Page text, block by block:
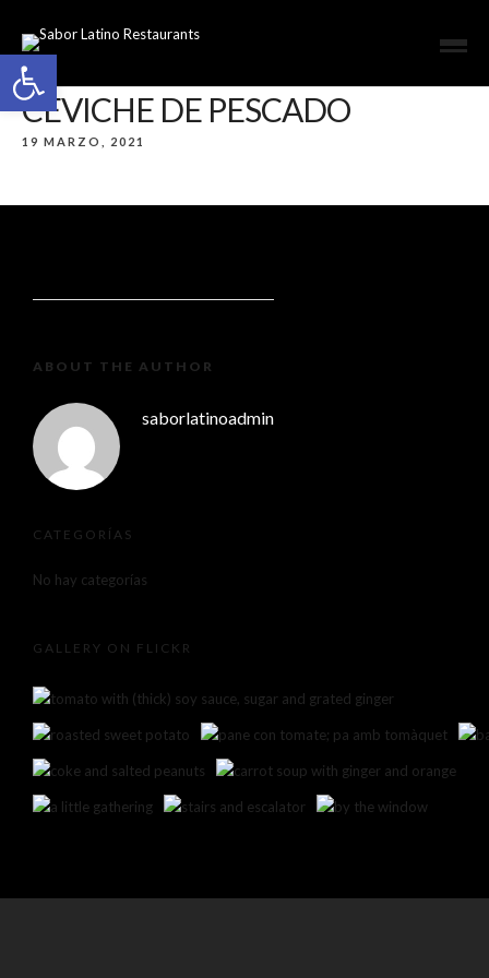
Open toolbar
CEVICHE DE PESCADO
19 MARZO, 2021
ABOUT THE AUTHOR
saborlatinoadmin
CATEGORÍAS
No hay categorías
GALLERY ON FLICKR